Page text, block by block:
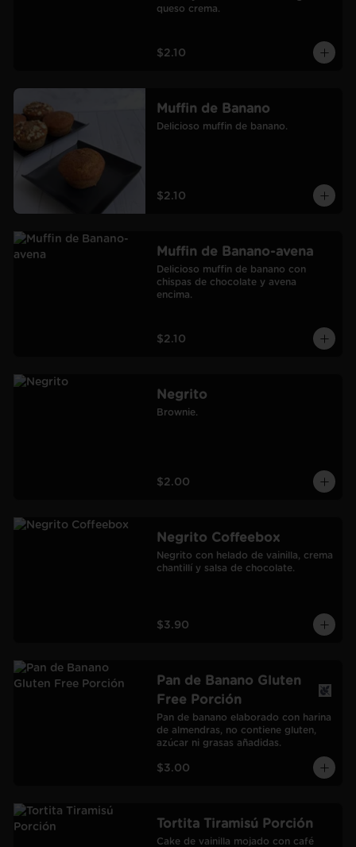
queso crema.
$2.10
Muffin de Banano
Delicioso muffin de banano.
$2.10
Muffin de Banano-avena
Delicioso muffin de banano con
chispas de chocolate y avena
encima.
$2.10
Negrito
Brownie.
$2.00
Negrito Coffeebox
Negrito con helado de vainilla, crema
chantillí y salsa de chocolate.
$3.90
Pan de Banano Gluten
Free Porción
Pan de banano elaborado con harina
de almendras, no contiene gluten,
azúcar ni grasas añadidas.
$3.00
Tortita Tiramisú Porción
Cake de vainilla mojado con café